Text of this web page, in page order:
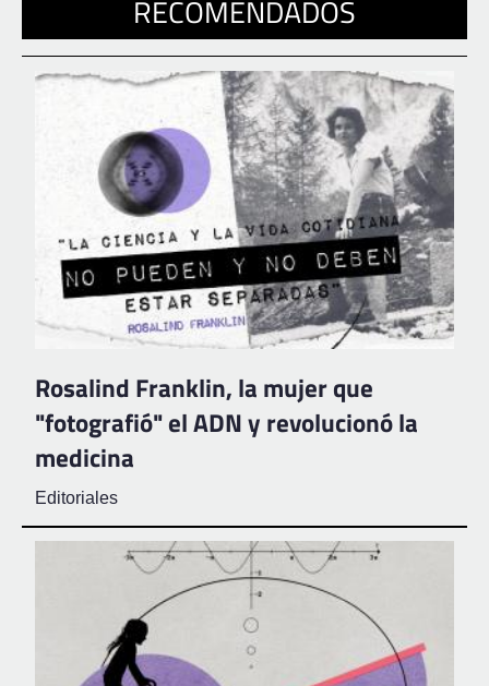
RECOMENDADOS
Rosalind Franklin, la mujer que
"fotografió" el ADN y revolucionó la
medicina
Editoriales